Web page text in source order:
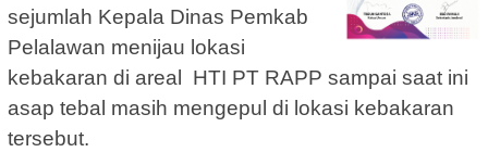
sejumlah Kepala Dinas Pemkab
Pelalawan menijau lokasi
kebakaran di areal HTI PT RAPP sampai saat ini
asap tebal masih mengepul di lokasi kebakaran
tersebut.